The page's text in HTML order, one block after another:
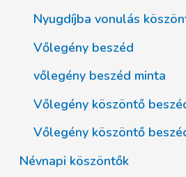
Nyugdíjba vonulás
Vőlegény beszéd
vőlegény beszéd minta
Vőlegény köszöntő
Vőlegény köszöntő
Névnapi köszöntők